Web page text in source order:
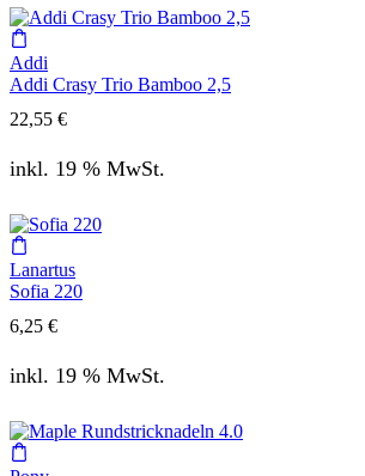
Addi
Addi Crasy Trio Bamboo 2,5
22,55 €
inkl. 19 % MwSt.
Lanartus
Sofia 220
6,25 €
inkl. 19 % MwSt.